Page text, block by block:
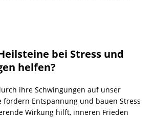
bei Stress und
helfen?
ihre Schwingungen auf unser
fördern Entspannung und bauen Stress
Wirkung hilft, inneren Frieden